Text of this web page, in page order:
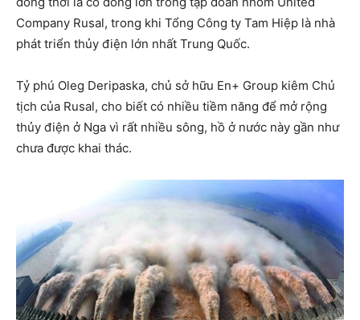
Company Rusal, trong khi Tổng Công ty Tam Hiệp là nhà
phát triển thủy điện lớn nhất Trung Quốc.
Tỷ phú Oleg Deripaska, chủ sở hữu En+ Group kiêm Chủ
tịch của Rusal, cho biết có nhiều tiềm năng để mở rộng
thủy điện ở Nga vì rất nhiều sông, hồ ở nước này gần như
chưa được khai thác.